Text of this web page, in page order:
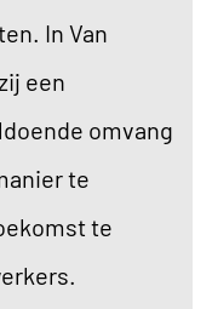
In Van
een
omvang
te
te